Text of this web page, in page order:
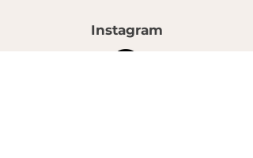
Instagram